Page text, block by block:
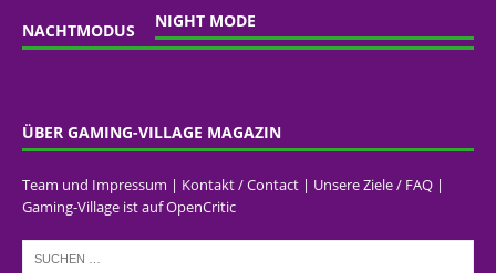
NACHTMODUS NIGHT MODE
ÜBER GAMING-VILLAGE MAGAZIN
Team und Impressum | Kontakt / Contact | Unsere Ziele / FAQ |
Gaming-Village ist auf OpenCritic